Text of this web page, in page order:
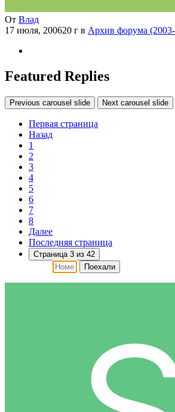
От Влад
17 июля, 200620 г в Архив форума
Featured Replies
Previous carousel slide Next carousel slide
Первая страница
Назад
1
2
3
4
5
6
7
8
Далее
Последняя страница
Страница 3 из 42
Поехали